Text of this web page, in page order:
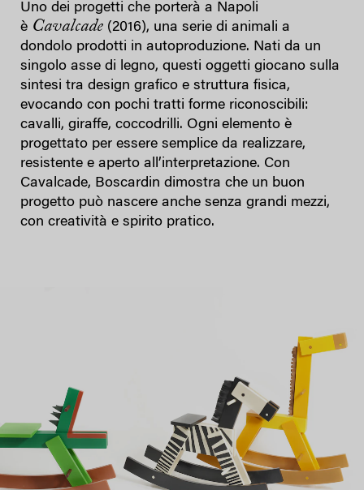
Uno dei progetti che porterà a Napoli
è Cavalcade (2016), una serie di animali a
dondolo prodotti in autoproduzione. Nati da un
singolo asse di legno, questi oggetti giocano sulla
sintesi tra design grafico e struttura fisica,
evocando con pochi tratti forme riconoscibili:
cavalli, giraffe, coccodrilli. Ogni elemento è
progettato per essere semplice da realizzare,
resistente e aperto all’interpretazione. Con
Cavalcade, Boscardin dimostra che un buon
progetto può nascere anche senza grandi mezzi,
con creatività e spirito pratico.